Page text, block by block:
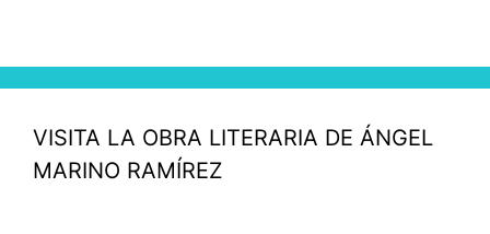
VISITA LA OBRA LITERARIA DE ÁNGEL
MARINO RAMÍREZ